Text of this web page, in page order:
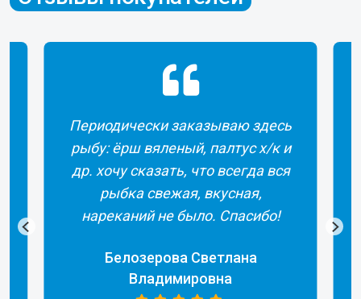
Периодически заказываю здесь
рыбу: ёрш вяленый, палтус х/к и
др. хочу сказать, что всегда вся
рыбка свежая, вкусная,
нареканий не было. Спасибо!
Белозерова Светлана
Владимировна